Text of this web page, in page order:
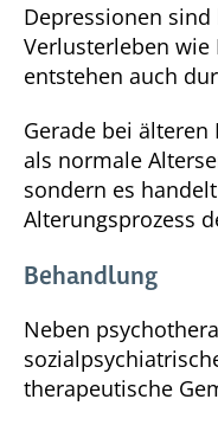
Depressionen
Verlusterleben wie
entstehen auch
Gerade bei
als normale
sondern es
Alterungsprozess
Behandlung
Neben
therapeutische